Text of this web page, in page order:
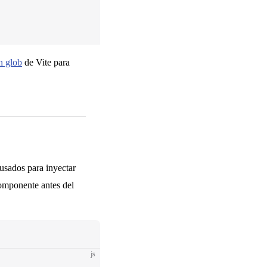
glob de Vite para
para inyectar
antes del
js